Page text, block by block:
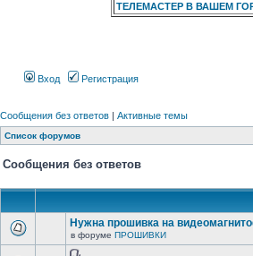
ТЕЛЕМАСТЕР В ВАШЕМ
Вход Регистрация
Сообщения без ответов | Активные темы
Список форумов
Сообщения без ответов
Нужна прошивка на
в форуме ПРОШИВКИ